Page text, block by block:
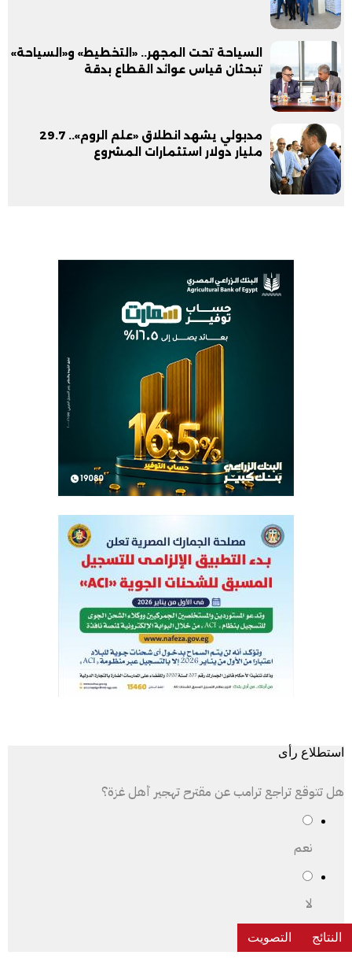
السياحة تحت المجهر.. «التخطيط» و«السياحة»
تبحثان قياس عوائد القطاع بدقة
مدبولي يشهد انطلاق «علم الروم».. 29.7
مليار دولار استثمارات المشروع
استطلاع رأى
هل تتوقع تراجع ترامب عن مقترح تهجير أهل غزة؟
نعم
لا